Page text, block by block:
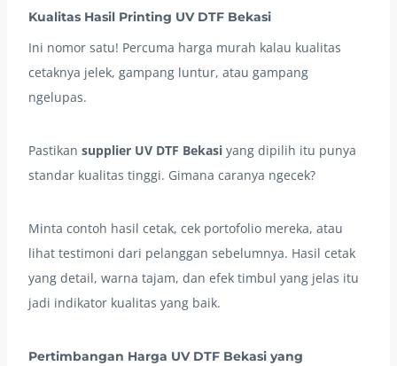
Kualitas Hasil Printing UV DTF Bekasi
Ini nomor satu! Percuma harga murah kalau kualitas
cetaknya jelek, gampang luntur, atau gampang
ngelupas.
Pastikan supplier UV DTF Bekasi yang dipilih itu punya
standar kualitas tinggi. Gimana caranya ngecek?
Minta contoh hasil cetak, cek portofolio mereka, atau
lihat testimoni dari pelanggan sebelumnya. Hasil cetak
yang detail, warna tajam, dan efek timbul yang jelas itu
jadi indikator kualitas yang baik.
Pertimbangan Harga UV DTF Bekasi yang